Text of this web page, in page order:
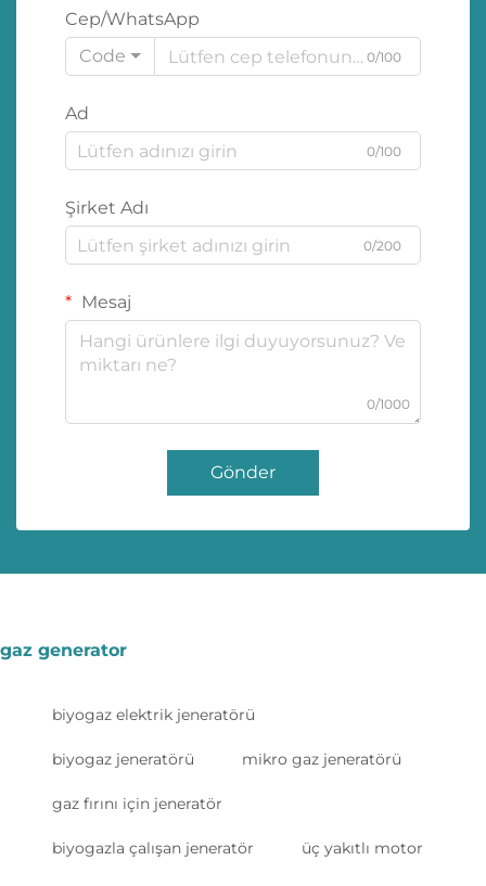
Cep/WhatsApp
Code
0/100
Ad
0/100
Şirket Adı
0/200
Mesaj
0/1000
Gönder
gaz generator
biyogaz elektrik jeneratörü
biyogaz jeneratörü mikro gaz jeneratörü
gaz fırını için jeneratör
biyogazla çalışan jeneratör üç yakıtlı motor